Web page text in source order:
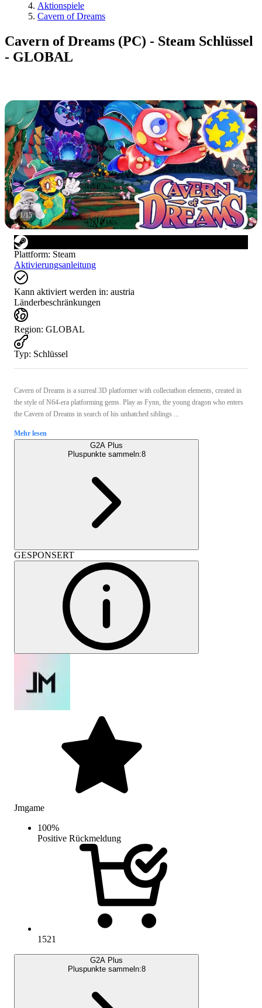
Aktionspiele
Cavern of Dreams
Cavern of Dreams (PC) - Steam Schlüssel
- GLOBAL
1/15
Plattform: Steam
Aktivierungsanleitung
Kann aktiviert werden in: austria
Länderbeschränkungen
Region: GLOBAL
Typ: Schlüssel
Cavern of Dreams is a surreal 3D platformer with collectathon elements, created in
the style of N64-era platforming gems. Play as Fynn, the young dragon who enters
the Cavern of Dreams in search of his unhatched siblings ...
Mehr lesen
G2A Plus
Pluspunkte sammeln:8
GESPONSERT
Jmgame
100%
Positive Rückmeldung
1521
G2A Plus
Pluspunkte sammeln:8